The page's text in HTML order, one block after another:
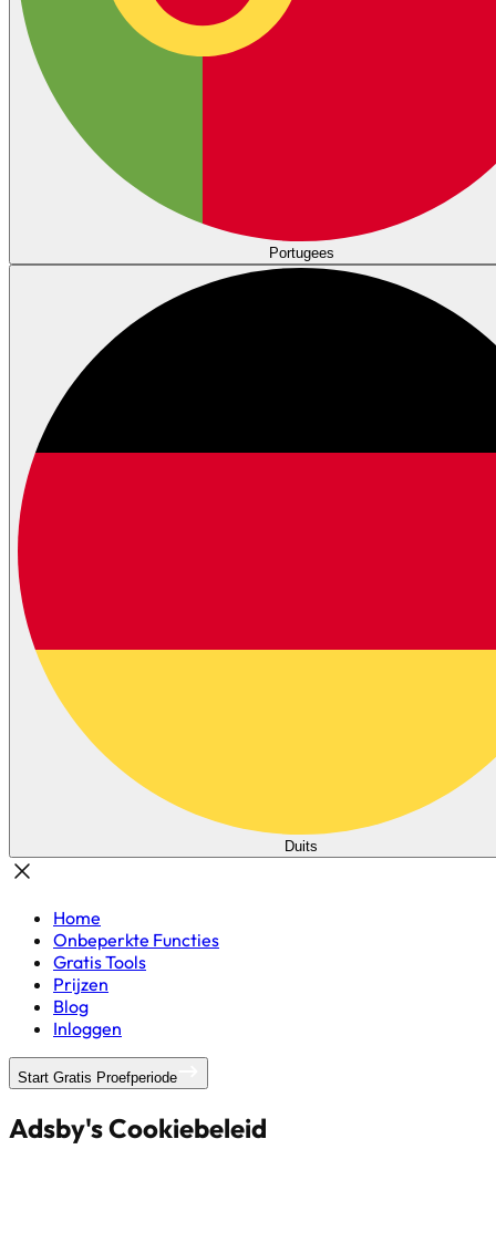
Portugees
Duits
Home
Onbeperkte Functies
Gratis Tools
Prijzen
Blog
Inloggen
Start Gratis Proefperiode
Adsby's Cookiebeleid